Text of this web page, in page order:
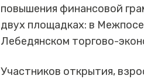
повышения финансовой
двух площадках: в
Лебедянском торгово-
Участников открытия,